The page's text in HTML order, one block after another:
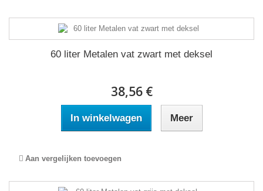
60 liter Metalen vat zwart met deksel
38,56 €
In winkelwagen Meer
Aan vergelijken toevoegen